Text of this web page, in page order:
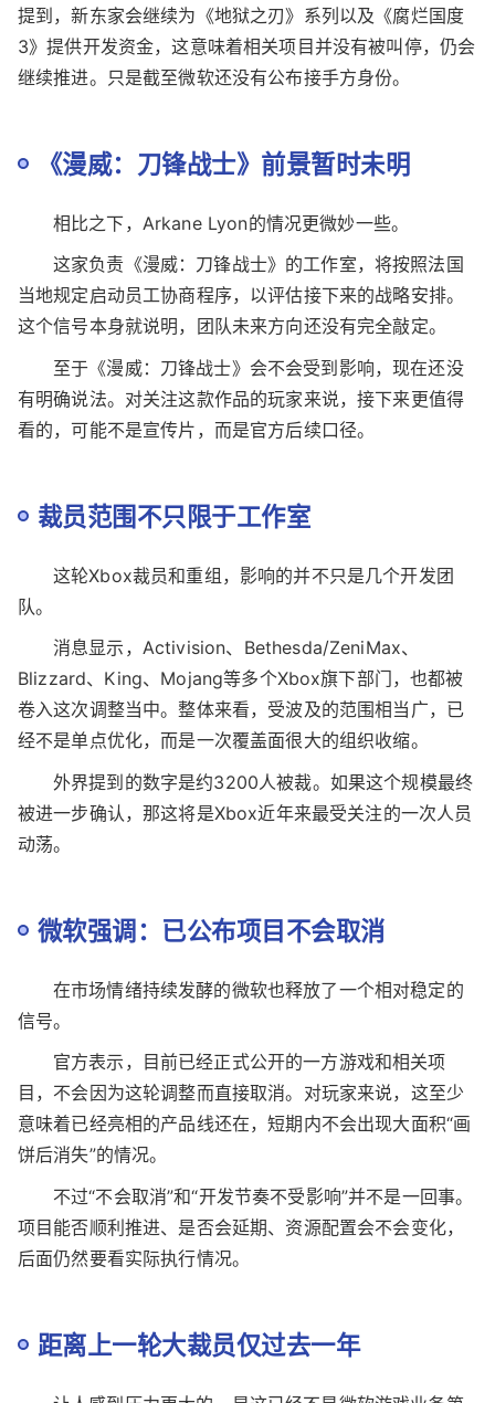
换句话说，这不是“被放弃”，更像是从微软体系内剥
离出去，但还能继续做自己的内容。
《地狱之刃》开发商Ninja Theory和《腐烂国度》开
提到，新东家会继续为《地狱之刃》系列以及《腐烂国度
3》提供开发资金，这意味着相关项目并没有被叫停，仍会
继续推进。只是截至微软还没有公布接手方身份。
《漫威：刀锋战士》前景暂时未明
相比之下，Arkane Lyon的情况更微妙一些。
这家负责《漫威：刀锋战士》的工作室，将按照法国
当地规定启动员工协商程序，以评估接下来的战略安排。
至于《漫威：刀锋战士》会不会受到影响，现在还没
有明确说法。对关注这款作品的玩家来说，接下来更值得
看的，可能不是宣传片，而是官方后续口径。
裁员范围不只限于工作室
这轮Xbox裁员和重组，影响的并不只是几个开发团
队。
消息显示，Activision、Bethesda/ZeniMax、
Blizzard、King、Mojang等多个Xbox旗下部门，也都被
卷入这次调整当中。整体来看，受波及的范围相当广，已
外界提到的数字是约3200人被裁。如果这个规模最终
被进一步确认，那这将是Xbox近年来最受关注的一次人员
动荡。
微软强调：已公布项目不会取消
在市场情绪持续发酵的微软也释放了一个相对稳定的
信号。
官方表示，目前已经正式公开的一方游戏和相关项
目，不会因为这轮调整而直接取消。对玩家来说，这至少
意味着已经亮相的产品线还在，短期内不会出现大面积“画
不过“不会取消”和“开发节奏不受影响”并不是一回事。
项目能否顺利推进、是否会延期、资源配置会不会变化，
后面仍然要看实际执行情况。